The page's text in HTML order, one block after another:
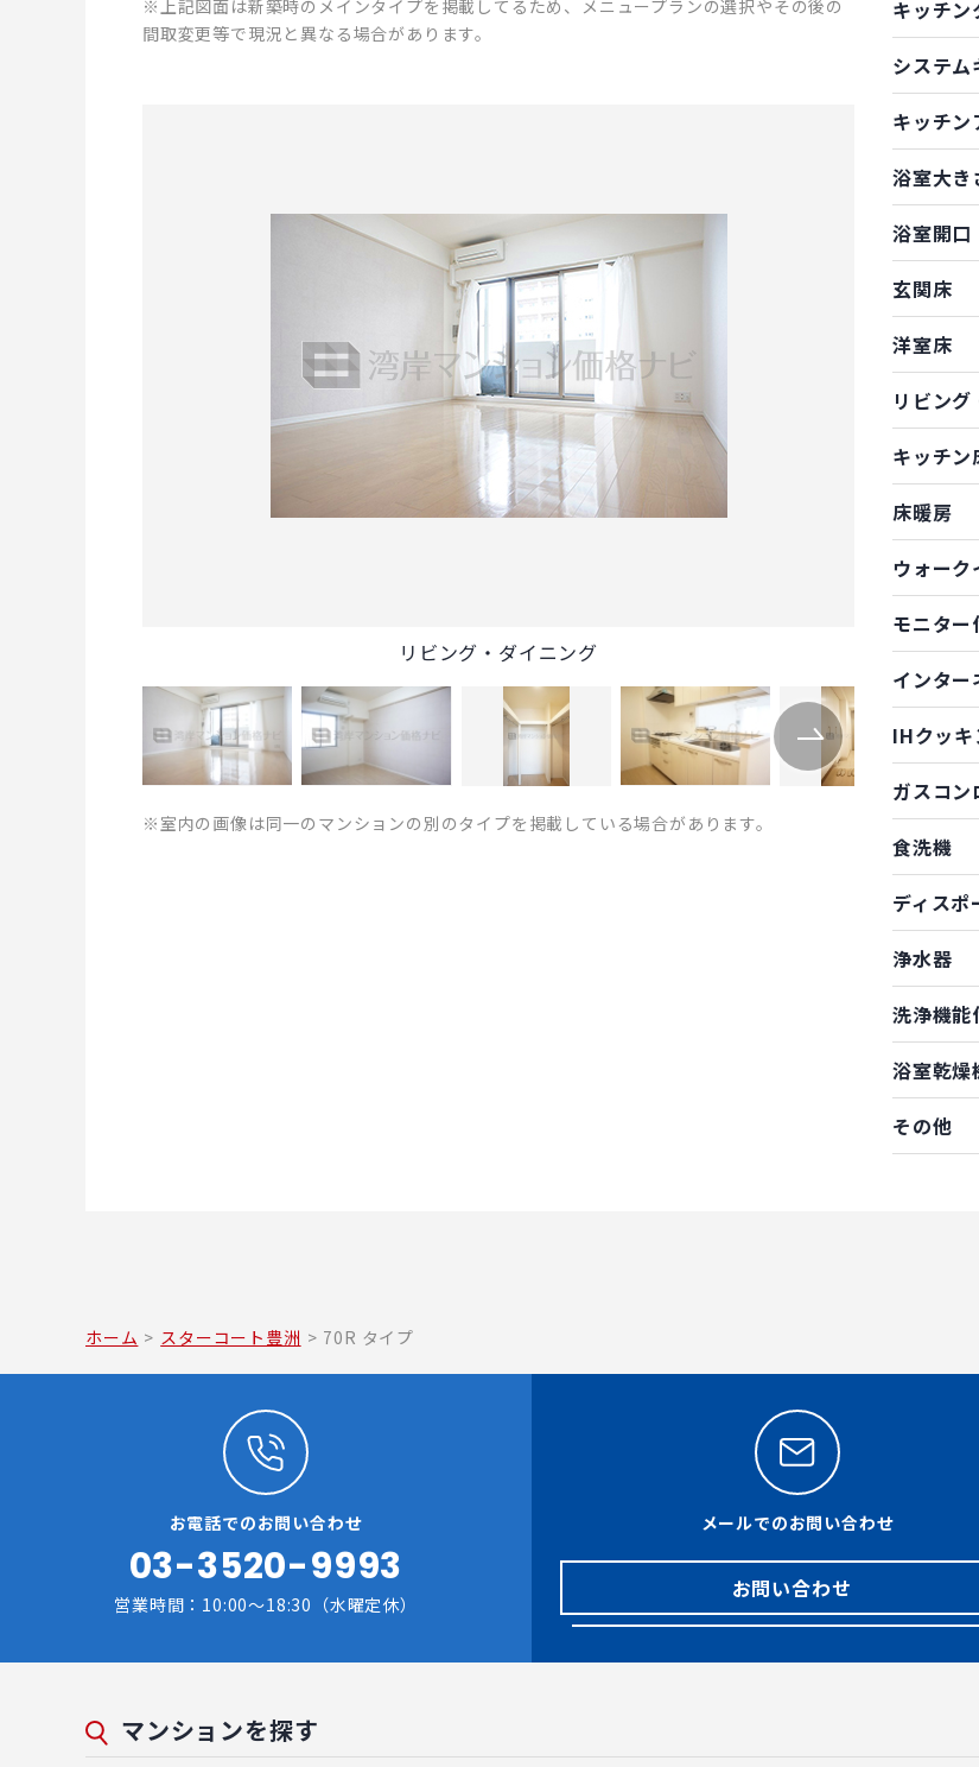
※上記図面は新築時のメインタイプを掲載してるため、メニュープランの選択やその後の
間取変更等で現況と異なる場合があります。
リビング・ダイニング
※室内の画像は同一のマンションの別のタイプを掲載している場合があります。
キッチン
システ
キッチン
浴室大き
浴室開口
玄関床
洋室床
リビン
キッチン
床暖房
ウォーク
モニター
インター
IHクッキ
ガスコン
食洗機
ディスポ
浄水器
洗浄機能
浴室乾燥
その他
ホーム > スターコート豊洲 > 70R タイプ
お電話でのお問い合わせ
03-3520-9993
営業時間：10:00～18:30（水曜定休）
メールでのお問い合わせ
お問い合わせ
マンションを探す